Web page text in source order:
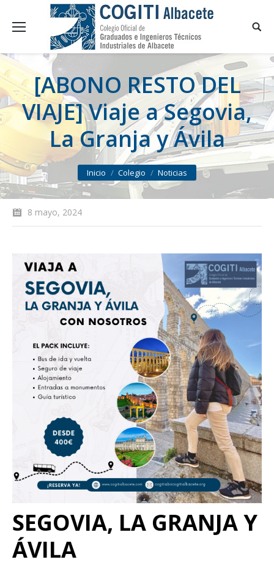
[ABONO RESTO DEL
VIAJE] Viaje a Segovia,
La Granja y Ávila
You are here:
Inicio Colegio Noticias
8 mayo, 2024
SEGOVIA, LA GRANJA Y
ÁVILA